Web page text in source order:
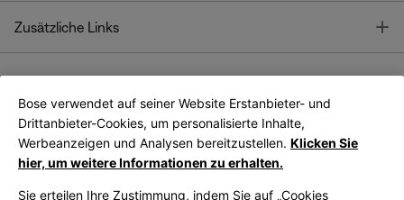
Zusätzliche Links
Bose App
Bose Connect
App
Bose verwendet auf seiner Website Erstanbieter- und
Drittanbieter-Cookies, um personalisierte Inhalte,
Werbeanzeigen und Analysen bereitzustellen. Klicken Sie
hier, um weitere Informationen zu erhalten.
Sie erteilen Ihre Zustimmung, indem Sie auf „Cookies